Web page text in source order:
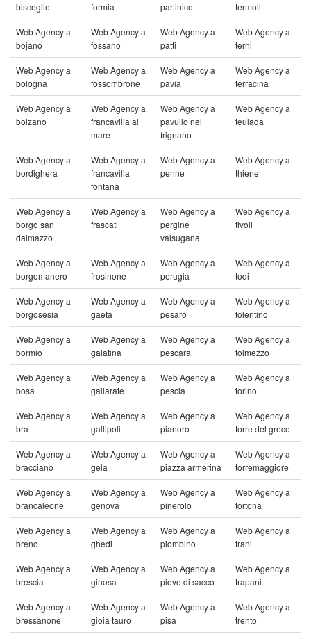
bisceglie
formia
partinico
termoli
Web Agency a
bojano
Web Agency a
fossano
Web Agency a
patti
Web Agency a
terni
Web Agency a
bologna
Web Agency a
fossombrone
Web Agency a
pavia
Web Agency a
terracina
Web Agency a
bolzano
Web Agency a
francavilla al
mare
Web Agency a
pavullo nel
frignano
Web Agency a
teulada
Web Agency a
bordighera
Web Agency a
francavilla
fontana
Web Agency a
penne
Web Agency a
thiene
Web Agency a
borgo san
dalmazzo
Web Agency a
frascati
Web Agency a
pergine
valsugana
Web Agency a
tivoli
Web Agency a
borgomanero
Web Agency a
frosinone
Web Agency a
perugia
Web Agency a
todi
Web Agency a
borgosesia
Web Agency a
gaeta
Web Agency a
pesaro
Web Agency a
tolentino
Web Agency a
bormio
Web Agency a
galatina
Web Agency a
pescara
Web Agency a
tolmezzo
Web Agency a
bosa
Web Agency a
gallarate
Web Agency a
pescia
Web Agency a
torino
Web Agency a
bra
Web Agency a
gallipoli
Web Agency a
pianoro
Web Agency a
torre del greco
Web Agency a
bracciano
Web Agency a
gela
Web Agency a
piazza armerina
Web Agency a
torremaggiore
Web Agency a
brancaleone
Web Agency a
genova
Web Agency a
pinerolo
Web Agency a
tortona
Web Agency a
breno
Web Agency a
ghedi
Web Agency a
piombino
Web Agency a
trani
Web Agency a
brescia
Web Agency a
ginosa
Web Agency a
piove di sacco
Web Agency a
trapani
Web Agency a
bressanone
Web Agency a
gioia tauro
Web Agency a
pisa
Web Agency a
trento